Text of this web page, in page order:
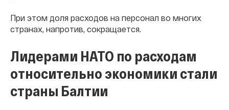
При этом доля расходов на персонал во многих
странах, напротив, сокращается.
Лидерами НАТО по расходам
относительно экономики стали
страны Балтии